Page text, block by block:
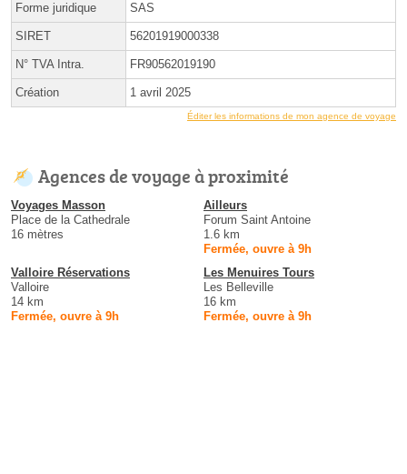
Forme juridique SAS
SIRET 56201919000338
N° TVA Intra. FR90562019190
Création 1 avril 2025
Éditer les informations de mon agence de voyage
Agences de voyage à proximité
Voyages Masson
Place de la Cathedrale
16 mètres
Ailleurs
Forum Saint Antoine
1.6 km
Fermée, ouvre à 9h
Valloire Réservations
Valloire
14 km
Fermée, ouvre à 9h
Les Menuires Tours
Les Belleville
16 km
Fermée, ouvre à 9h